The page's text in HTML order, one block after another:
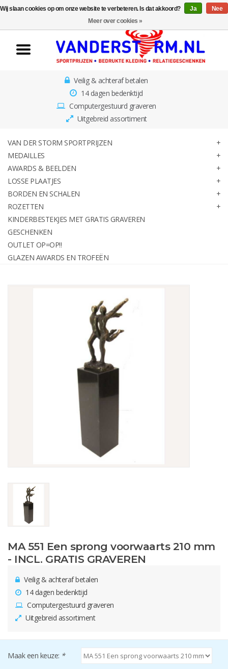
Home
Van der Storm
Sportprijzen
Awards & Beelden
Losse Plaatjes
Borden en schalen
Rozetten
Kinderbestekjes met gratis
Glazen awards en trofeën
Veilig & achteraf betalen
14 dagen bedenktijd
Computergestuurd graveren
Uitgebreid assortiment
VAN DER STORM SPORTPRIJZEN
MEDAILLES
AWARDS & BEELDEN
LOSSE PLAATJES
BORDEN EN SCHALEN
ROZETTEN
KINDERBESTEKJES MET GRATIS GRAVEREN
GESCHENKEN
OUTLET OP=OP!!
GLAZEN AWARDS EN TROFEËN
MA 551 Een sprong voorwaarts 210 mm
- INCL. GRATIS GRAVEREN
Veilig & achteraf betalen
14 dagen bedenktijd
Computergestuurd graveren
Uitgebreid assortiment
Maak een keuze: *
Wij slaan cookies op om onze website te verbeteren. Is dat akkoord? Ja
Nee
Meer over cookies »